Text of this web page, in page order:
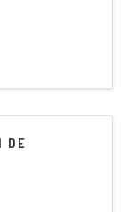
DE